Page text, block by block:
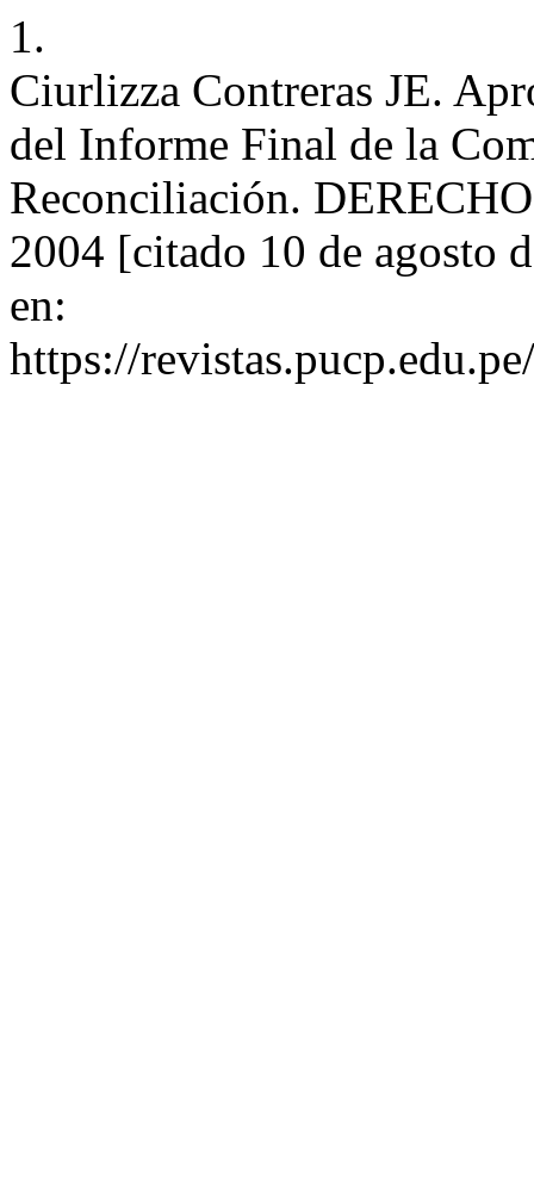
1.
Ciurlizza Contreras JE.
del Informe Final de la
Reconciliación.
2004 [citado 10 de agosto
en:
https://